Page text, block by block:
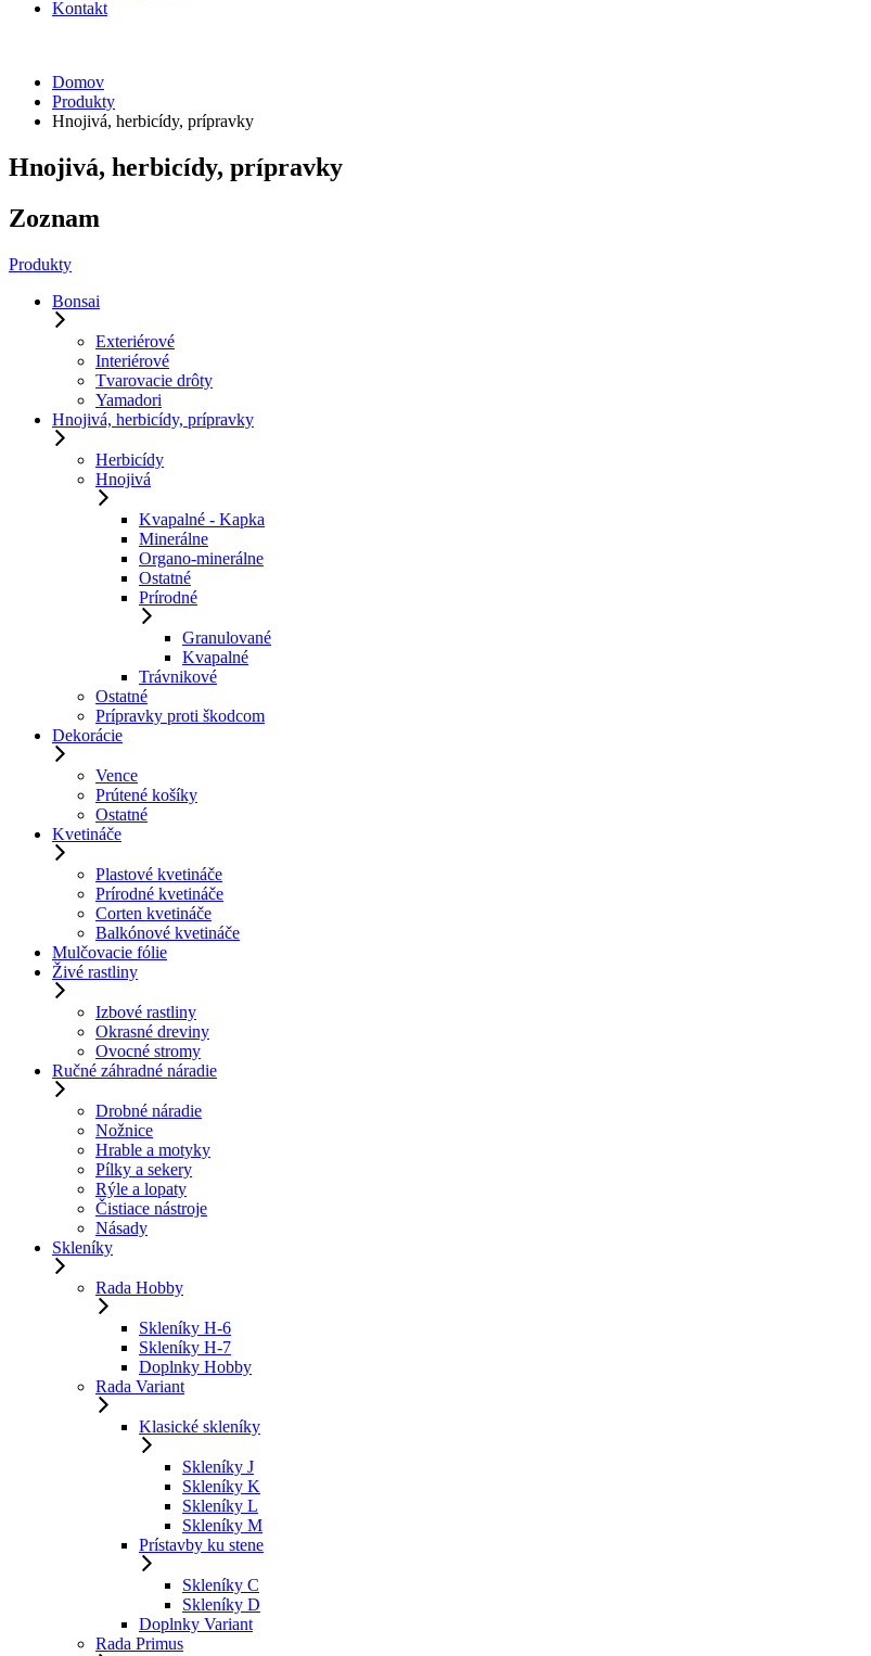
Kontakt
Domov
Produkty
Hnojivá, herbicídy, prípravky
Hnojivá, herbicídy, prípravky
Zoznam
Produkty
Bonsai
Exteriérové
Interiérové
Tvarovacie drôty
Yamadori
Hnojivá, herbicídy, prípravky
Herbicídy
Hnojivá
Kvapalné - Kapka
Minerálne
Organo-minerálne
Ostatné
Prírodné
Granulované
Kvapalné
Trávnikové
Ostatné
Prípravky proti škodcom
Dekorácie
Vence
Prútené košíky
Ostatné
Kvetináče
Plastové kvetináče
Prírodné kvetináče
Corten kvetináče
Balkónové kvetináče
Mulčovacie fólie
Živé rastliny
Izbové rastliny
Okrasné dreviny
Ovocné stromy
Ručné záhradné náradie
Drobné náradie
Nožnice
Hrable a motyky
Pílky a sekery
Rýle a lopaty
Čistiace nástroje
Násady
Skleníky
Rada Hobby
Skleníky H-6
Skleníky H-7
Doplnky Hobby
Rada Variant
Klasické skleníky
Skleníky J
Skleníky K
Skleníky L
Skleníky M
Prístavby ku stene
Skleníky C
Skleníky D
Doplnky Variant
Rada Primus